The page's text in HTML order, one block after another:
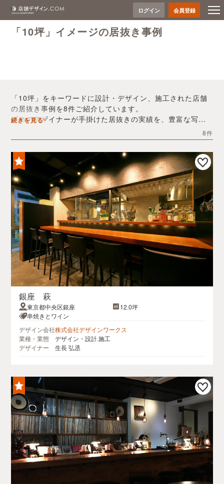
ログイン 会員登録
「10坪」イメージの居抜き事例
「10坪」をキーワードに設計・デザイン、施工された店舗
の居抜き事例を8件ご紹介しています。
プロのデザイナーが手掛けた居抜きの実績を、豊富な写真
デザイン内装会社探しや費用感の把握など、「10坪」の店
舗イメージを固めるヒントとしてぜひお役立てください。
続きを見る
8件
銀座 萩
東京都中央区銀座
12.0坪
串焼きとワイン
デザイン会社株式会社デザインワークス
業種・業態
デザイン・設計.施工
デザイナー
生長 弘丞